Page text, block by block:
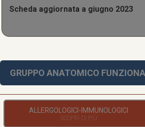
Scheda aggiornata a giugno 2023
GRUPPO ANATOMICO
ALLERGOLOGICI-IMMUNOLOGICI